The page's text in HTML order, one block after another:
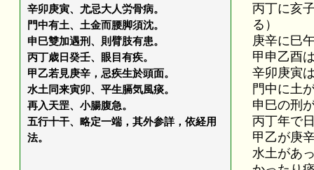
辛卯庚寅、尤忌大人労骨病。
門中有土、土金而腰脚須沈。
申巳雙加遇刑、則臂肢有患。
丙丁歳日癸壬、眼目有疾。
甲乙若見庚辛，忌疾生於頭面。
水土同来寅卯、平生膈気風痰。
再入天罡、小腸腹急。
五行十干、略定一端，其外参詳，依経用
法。
丙丁に亥
る）
庚辛に巳
甲申乙酉
辛卯庚寅
門中に土
申巳の刑
丙丁年で
甲乙が庚
水土があ